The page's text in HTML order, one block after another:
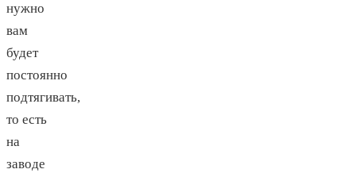
нужно
вам
будет
постоянно
подтягивать,
то есть
на
заводе